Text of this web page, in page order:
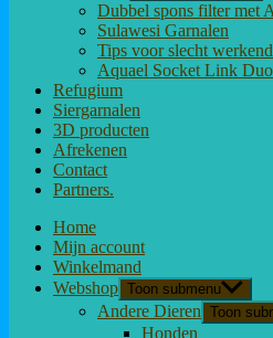
Dubbel spons filter met
Sulawesi Garnalen
Tips voor slecht
Aquael Socket Link Duo
Refugium
Siergarnalen
3D producten
Afrekenen
Contact
Partners.
Home
Mijn account
Winkelmand
Webshop Toon submenu
Andere Dieren Toon
Honden